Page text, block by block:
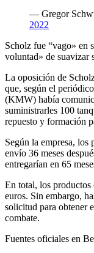
— Gregor
2022
Scholz fue “vago» en
voluntad» de suavizar
La oposición de
que, según el
(KMW) había
suministrarles 100
repuesto y formación
Según la empresa, los
envío 36 meses
entregarían en 65
En total, los productos
euros. Sin embargo,
solicitud para obtener
combate.
Fuentes oficiales en